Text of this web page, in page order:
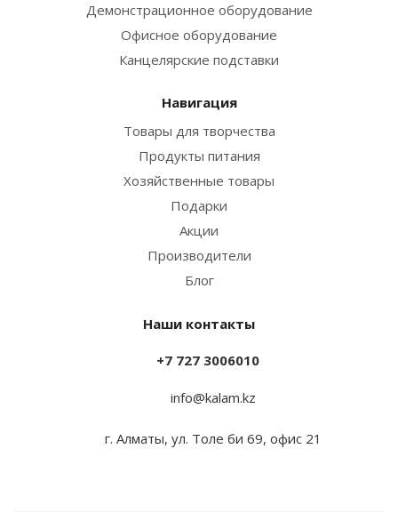
Демонстрационное оборудование
Офисное оборудование
Канцелярские подставки
Навигация
Товары для творчества
Продукты питания
Хозяйственные товары
Подарки
Акции
Производители
Блог
Наши контакты
+7 727 3006010
info@kalam.kz
г. Алматы, ул. Толе би 69, офис 21